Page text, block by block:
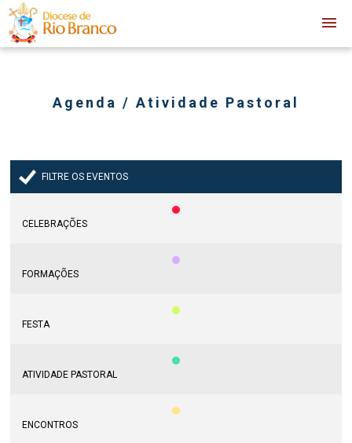
Agenda / Atividade Pastoral
FILTRE OS EVENTOS
CELEBRAÇÕES
FORMAÇÕES
FESTA
ATIVIDADE PASTORAL
ENCONTROS